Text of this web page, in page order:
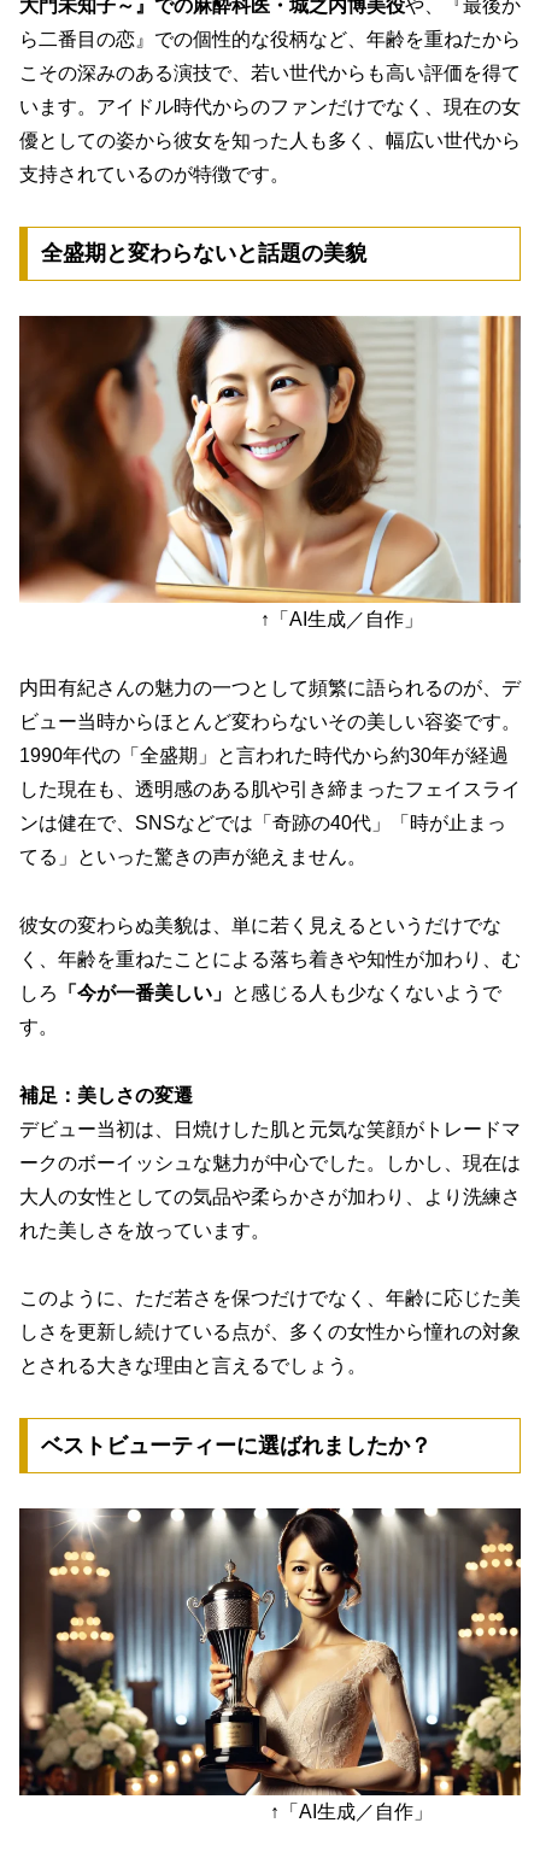
大門未知子～』での麻酔科医・城之内博美役や、『最後か
ら二番目の恋』での個性的な役柄など、年齢を重ねたから
こその深みのある演技で、若い世代からも高い評価を得て
います。アイドル時代からのファンだけでなく、現在の女
優としての姿から彼女を知った人も多く、幅広い世代から
支持されているのが特徴です。
全盛期と変わらないと話題の美貌
↑「AI生成／自作」
内田有紀さんの魅力の一つとして頻繁に語られるのが、 デ
ビュー当時からほとんど変わらないその美しい容姿です。
1990年代の「全盛期」と言われた時代から約30年が経過
した現在も、透明感のある肌や引き締まったフェイスライ
ンは健在で、SNSなどでは「奇跡の40代」「時が止まっ
てる」といった驚きの声が絶えません。
彼女の変わらぬ美貌は、単に若く見えるというだけでな
く、年齢を重ねたことによる落ち着きや知性が加わり、む
しろ
「今が一番美しい」 と感じる人も少なくないようで
す。
補足：美しさの変遷
デビュー当初は、日焼けした肌と元気な笑顔がトレードマ
ークのボーイッシュな魅力が中心でした。しかし、現在は
大人の女性としての気品や柔らかさが加わり、より洗練さ
れた美しさを放っています。
このように、ただ若さを保つだけでなく、年齢に応じた美
しさを更新し続けている点が、多くの女性から憧れの対象
とされる大きな理由と言えるでしょう。
ベストビューティーに選ばれましたか？
↑「AI生成／自作」